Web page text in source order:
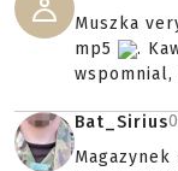
Muszka
mp5
.
wspomnial,
Bat_Sirius